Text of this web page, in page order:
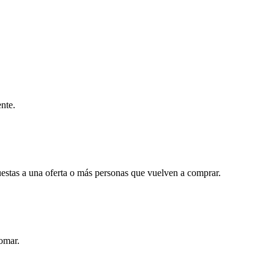
a una oferta o más personas que vuelven a comprar.